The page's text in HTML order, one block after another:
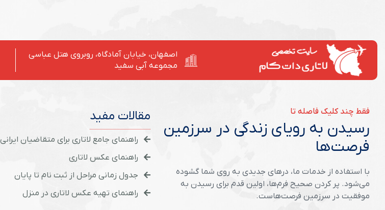
اصفهان، خیابان آمادگاه، روبروی هتل عباسی
مجموعه آبی سفید
فقط چند کلیک فاصله تا
رسیدن به رویای زندگی در سرزمین
فرصت‌ها
با استفاده از خدمات ما، درهای جدیدی به روی شما گشوده
می‌شود. پر کردن صحیح فرم‌ها، اولین قدم برای رسیدن به
موفقیت در سرزمین فرصت‌هاست.
مقالات مفید
راهنمای جامع لاتاری برای متقاضیان ایرانی
راهنمای عکس لاتاری
جدول زمانی مراحل از ثبت نام تا پایان
راهنمای تهیه عکس لاتاری در منزل